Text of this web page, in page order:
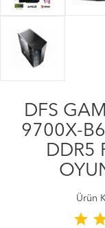
DFS
9700X-
DDR5
Ürün
star